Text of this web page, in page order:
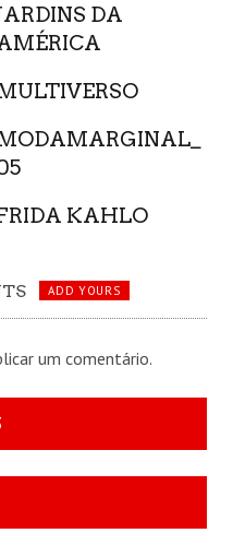
DA
KAHLO
ADD YOURS
um comentário.